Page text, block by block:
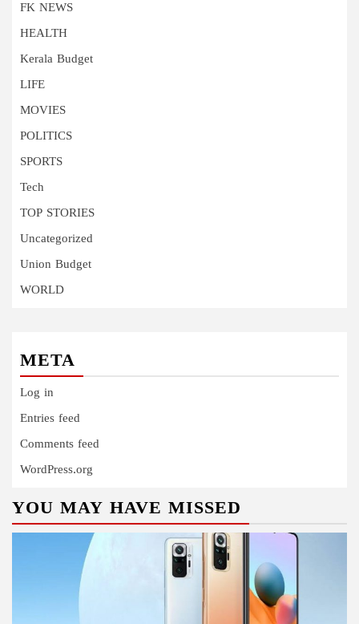
FK NEWS
HEALTH
Kerala Budget
LIFE
MOVIES
POLITICS
SPORTS
Tech
TOP STORIES
Uncategorized
Union Budget
WORLD
META
Log in
Entries feed
Comments feed
WordPress.org
YOU MAY HAVE MISSED